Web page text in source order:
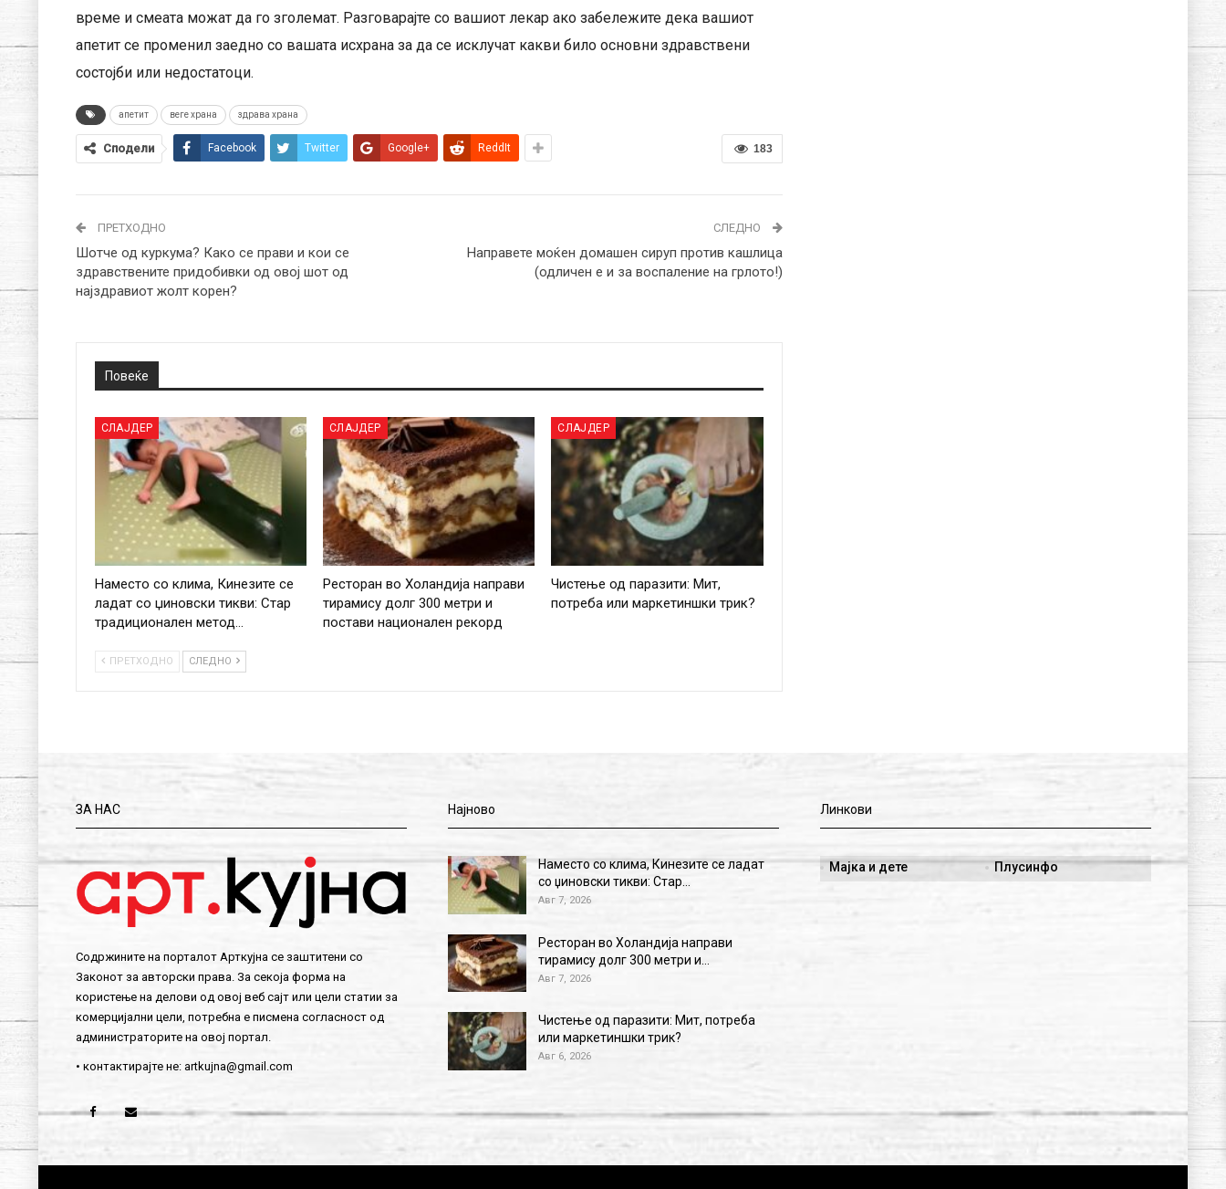
време и смеата можат да го зголемат. Разговарајте со вашиот лекар ако забележите дека вашиот
апетит се променил заедно со вашата исхрана за да се исклучат какви било основни здравствени
состојби или недостатоци.
апетит веге храна здрава храна
183
Сподели Facebook Twitter Google+ ReddIt
ПРЕТХОДНО
Шотче од куркума? Како се прави и кои се
здравствените придобивки од овој шот од
најздравиот жолт корен?
СЛЕДНО
Направете моќен домашен сируп против кашлица
(одличен е и за воспаление на грлото!)
Повеќе
СЛАЈДЕР
Наместо со клима, Кинезите се
ладат со џиновски тикви: Стар
традиционален метод…
СЛАЈДЕР
Ресторан во Холандија направи
тирамису долг 300 метри и
постави национален рекорд
СЛАЈДЕР
Чистење од паразити: Мит,
потреба или маркетиншки трик?
ПРЕТХОДНО СЛЕДНО
ЗА НАС
Содржините на порталот Арткујна се заштитени со
Законот за авторски права. За секоја форма на
користење на делови од овој веб сајт или цели статии за
комерцијални цели, потребна е писмена согласност од
администраторите на овој портал.
• контактирајте не: artkujna@gmail.com
Најново
Наместо со клима, Кинезите се ладат
со џиновски тикви: Стар…
Авг 7, 2026
Ресторан во Холандија направи
тирамису долг 300 метри и…
Авг 7, 2026
Чистење од паразити: Мит, потреба
или маркетиншки трик?
Авг 6, 2026
Линкови
Мајка и дете Плусинфо